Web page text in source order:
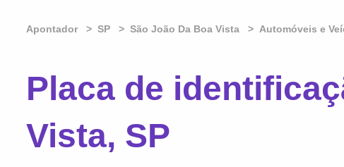
Apontador SP São João Da Boa Vista Automóveis e
Placa de
Vista, SP